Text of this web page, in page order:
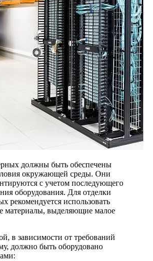
должны быть обеспечены
окружающей среды. Они
с учетом последующего
оборудования. Для отделки
рекомендуется использовать
материалы, выделяющие малое
в зависимости от требований
должно быть оборудовано